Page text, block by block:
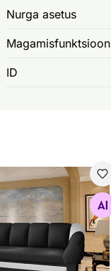
Nurga asetus
Magamisfunktsioon
ID
Otsi sarnaseid